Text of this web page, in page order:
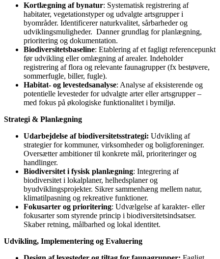
Kortlægning af bynatur: Systematisk registrering af
habitater, vegetationstyper og udvalgte artsgrupper i
byområder. Identificerer naturkvalitet, sårbarheder og
udviklingsmuligheder. Danner grundlag for planlægning,
prioritering og dokumentation.
Biodiversitetsbaseline: Etablering af et fagligt referencepunkt
før udvikling eller omlægning af arealer. Indeholder
registrering af flora og relevante faunagrupper (fx bestøvere,
sommerfugle, biller, fugle).
Habitat- og levestedsanalyse: Analyse af eksisterende og
potentielle levesteder for udvalgte arter eller artsgrupper –
med fokus på økologiske funktionalitet i bymiljø.
Strategi & Planlægning
Udarbejdelse af biodiversitetsstrategi: Udvikling af
strategier for kommuner, virksomheder og boligforeninger.
Oversætter ambitioner til konkrete mål, prioriteringer og
handlinger.
Biodiversitet i fysisk planlægning: Integrering af
biodiversitet i lokalplaner, helhedsplaner og
byudviklingsprojekter. Sikrer sammenhæng mellem natur,
klimatilpasning og rekreative funktioner.
Fokusarter og prioritering: Udvælgelse af karakter- eller
fokusarter som styrende princip i biodiversitetsindsatser.
Skaber retning, målbarhed og lokal identitet.
Udvikling, Implementering og Evaluering